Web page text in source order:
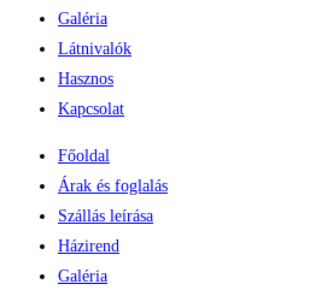
Galéria
Látnivalók
Hasznos
Kapcsolat
Főoldal
Árak és foglalás
Szállás leírása
Házirend
Galéria